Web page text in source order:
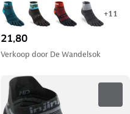
+11
21,80
Verkoop door De Wandelsok